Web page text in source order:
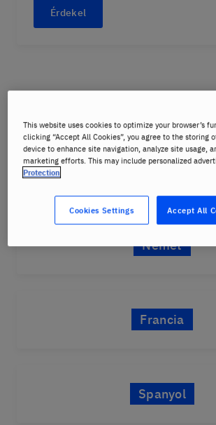
Érdekel
Angol
Német
Francia
Spanyol
This website uses cookies to optimize your browser’s
clicking “Accept All Cookies”, you agree to the storing
device to enhance site navigation, analyze site usage,
marketing efforts. This may include personalized
Protection
Accept All
Cookies Settings